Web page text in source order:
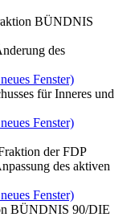
BÜNDNIS
des
Fenster)
für Inneres und
Fenster)
der FDP
des aktiven
Fenster)
BÜNDNIS 90/DIE